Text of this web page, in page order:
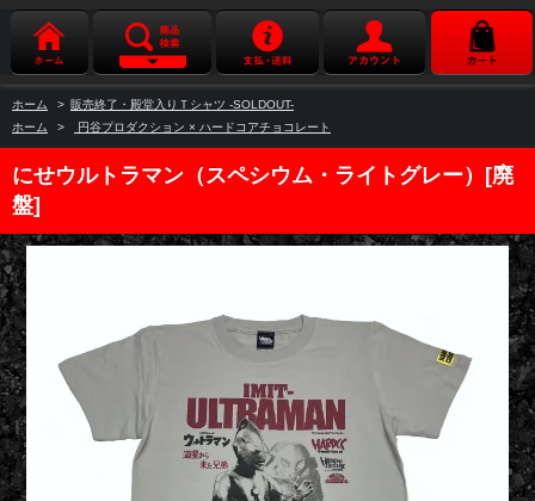
ホーム > 販売終了・殿堂入りＴシャツ -SOLDOUT-
ホーム
> 円谷プロダクション × ハードコアチョコレート
にせウルトラマン（スペシウム・ライトグレー）[廃
盤]